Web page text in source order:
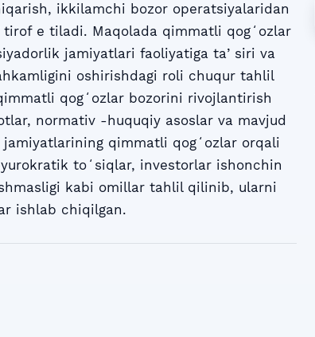
ikkilamchi bozor operatsiyalaridan
e tiladi. Maqolada qimmatli qogʻozlar
jamiyatlari faoliyatiga taʼsiri va
oshirishdagi roli chuqur tahlil
qogʻozlar bozorini rivojlantirish
normativ -huquqiy asoslar va mavjud
qimmatli qogʻozlar orqali
toʻsiqlar, investorlar ishonchin
kabi omillar tahlil qilinib, ularni
ishlab chiqilgan.